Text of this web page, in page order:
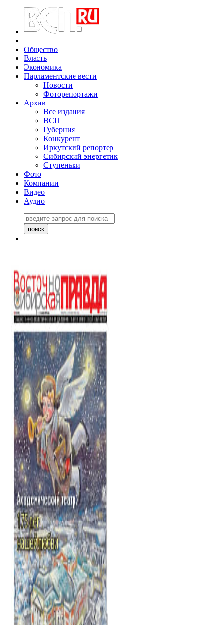
Общество
Власть
Экономика
Парламентские вести
Новости
Фоторепортажи
Архив
Все издания
ВСП
Губерния
Конкурент
Иркутский репортер
Сибирский энергетик
Ступеньки
Фото
Компании
Видео
Аудио